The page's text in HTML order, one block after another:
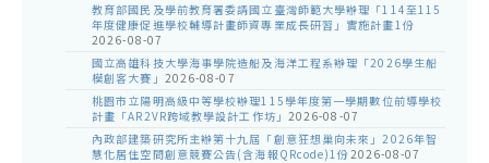
教育部國民及學前教育署委請國立臺灣師範大學辦理「114至115
年度健康促進學校輔導計畫師資專業成長研習」實施計畫1份
2026-08-07
國立高雄科技大學海事學院造船及海洋工程系辦理「2026學生船
模創客大賽」 2026-08-07
桃園市立陽明高級中等學校辦理115學年度第一學期數位前導學校
計畫「AR2VR跨域教學設計工作坊」 2026-08-07
內政部建築研究所主辦第十九屆「創意狂想巢向未來」2026年智
慧化居住空間創意競賽公告(含海報QRcode)1份2026-08-07